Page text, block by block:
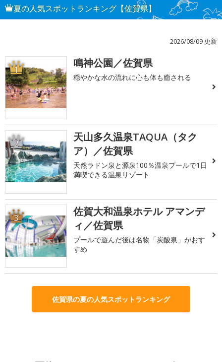
夏の人気スポットランキング【佐賀県】
2026/08/09 更新
1 鳴神公園／佐賀県
穏やかな水の流れに心も体も癒される
2
天山多久温泉TAQUA（タク
ア）／佐賀県
天然ラドン泉と源泉100％温泉プールで1日
満喫できる温泉リゾート
3
佐賀大和温泉ホテル アマンデ
ィ／佐賀県
プールで遊んだ後は名物「炭酸泉」がおす
すめ
佐賀県の夏の人気スポットランキング